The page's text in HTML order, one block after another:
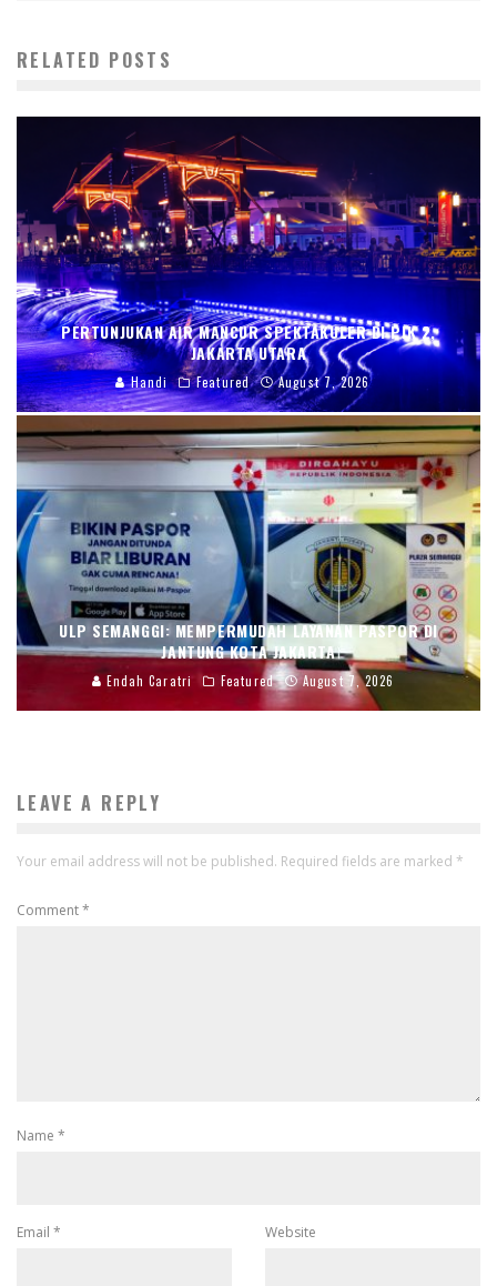
RELATED POSTS
PERTUNJUKAN AIR MANCUR SPEKTAKULER DI PIK 2,
JAKARTA UTARA
Handi Featured August 7, 2026
ULP SEMANGGI: MEMPERMUDAH LAYANAN PASPOR DI
JANTUNG KOTA JAKARTA
Endah Caratri Featured August 7, 2026
LEAVE A REPLY
Your email address will not be published. Required fields are marked *
Comment*
Name *
Email * Website